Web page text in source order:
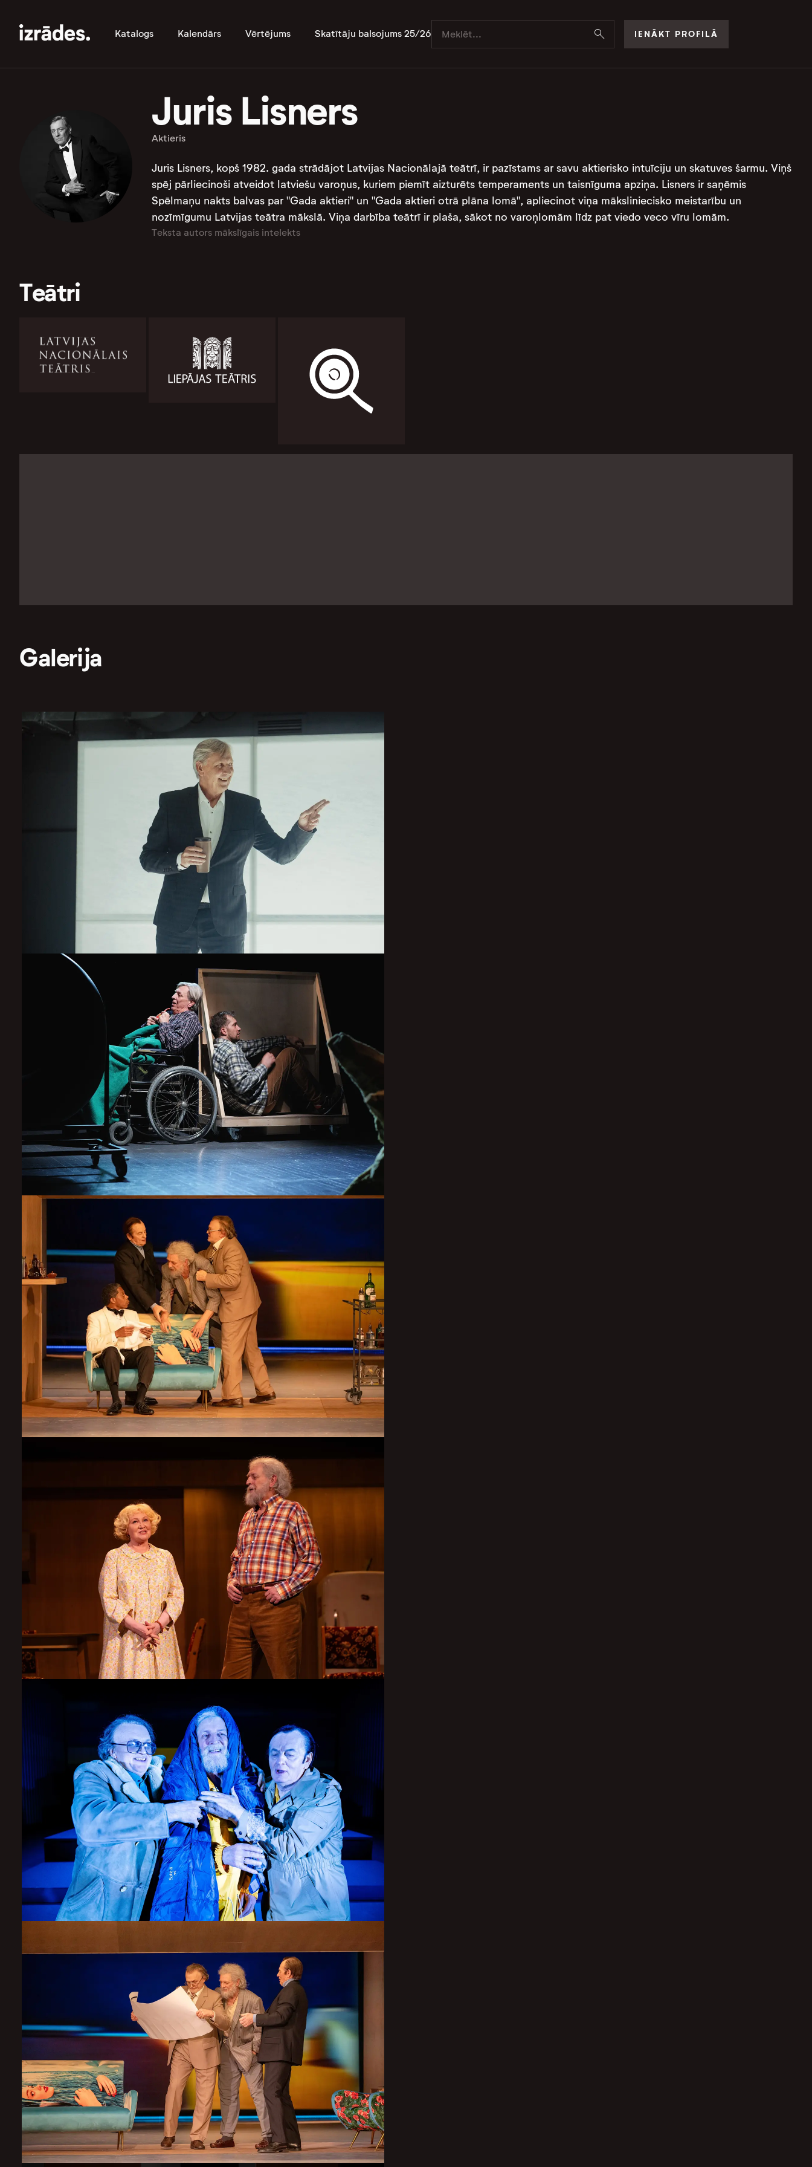
Katalogs Kalendārs Vērtējums Skatītāju balsojums 25/26 IENĀKT PROFILĀ
Juris Lisners
Aktieris
Juris Lisners, kopš 1982. gada strādājot Latvijas Nacionālajā teātrī, ir pazīstams ar savu aktierisko intuīciju un skatuves šarmu. Viņš
spēj pārliecinoši atveidot latviešu varoņus, kuriem piemīt aizturēts temperaments un taisnīguma apziņa. Lisners ir saņēmis
Spēlmaņu nakts balvas par "Gada aktieri" un "Gada aktieri otrā plāna lomā", apliecinot viņa māksliniecisko meistarību un
nozīmīgumu Latvijas teātra mākslā. Viņa darbība teātrī ir plaša, sākot no varoņlomām līdz pat viedo veco vīru lomām​​​​.
Teksta autors mākslīgais intelekts
Teātri
Galerija